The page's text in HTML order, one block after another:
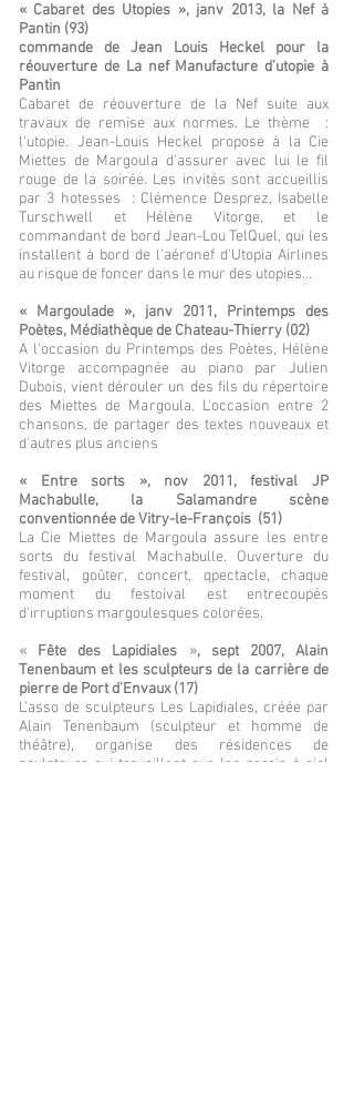
« Cabaret des Utopies », janv 2013, la Nef à
Pantin (93)
commande de Jean Louis Heckel pour la
réouverture de La nef Manufacture d’utopie à
Pantin
Cabaret de réouverture de la Nef suite aux
travaux de remise aux normes. Le thème :
l'utopie. Jean-Louis Heckel propose à la Cie
Miettes de Margoula d'assurer avec lui le fil
rouge de la soirée. Les invités sont accueillis
par 3 hotesses : Clémence Desprez, Isabelle
Turschwell et Hélène Vitorge, et le
commandant de bord Jean-Lou TelQuel, qui les
installent à bord de l'aéronef d'Utopia Airlines
au risque de foncer dans le mur des utopies...
« Margoulade », janv 2011, Printemps des
Poètes, Médiathèque de Chateau-Thierry (02)
A l'occasion du Printemps des Poètes, Hélène
Vitorge accompagnée au piano par Julien
Dubois, vient dérouler un des fils du répertoire
des Miettes de Margoula. L'occasion entre 2
chansons, de partager des textes nouveaux et
d'autres plus anciens
« Entre sorts »,
nov 2011, festival JP
Machabulle, la Salamandre scène
conventionnée de Vitry-le-François (51)
La Cie Miettes de Margoula assure les entre
sorts du festival Machabulle. Ouverture du
festival, goûter, concert, qpectacle, chaque
moment du festoival est entrecoupés
d'irruptions margoulesques colorées.
« Fête des Lapidiales », sept 2007, Alain
Tenenbaum et les sculpteurs de la carrière de
pierre de Port d’Envaux (17)
L’asso de sculpteurs Les Lapidiales, créée par
Alain Tenenbaum (sculpteur et homme de
théâtre), organise des résidences de
sculpteurs qui travaillent sur les parois à ciel